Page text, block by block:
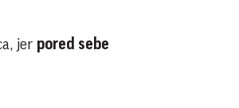
jer pored sebe